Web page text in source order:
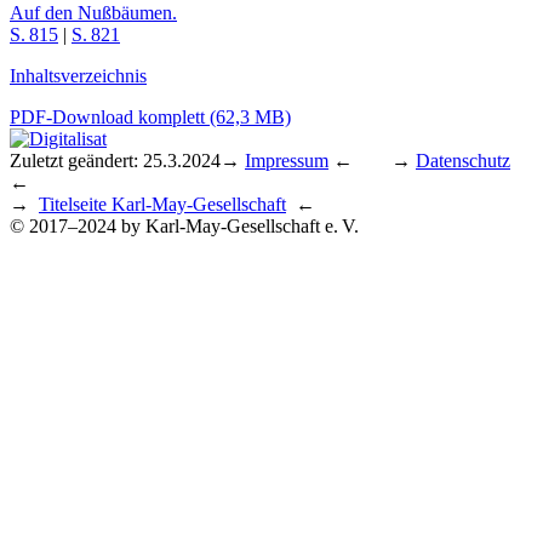
Auf den Nußbäumen.
S. 815 | S. 821
Inhaltsverzeichnis
PDF-Download komplett (62,3 MB)
Zuletzt geändert: 25.3.2024→ Impressum ← → Datenschutz
←
→ Titelseite Karl-May-Gesellschaft ←
© 2017–2024 by Karl-May-Gesellschaft e. V.